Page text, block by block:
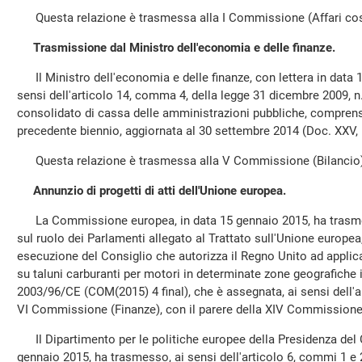
Questa relazione è trasmessa alla I Commissione (Affari
Trasmissione dal Ministro dell'economia e delle finanze.
Il Ministro dell'economia e delle finanze, con lettera in data
sensi dell'articolo 14, comma 4, della legge 31 dicembre 2009,
consolidato di cassa delle amministrazioni pubbliche,
precedente biennio, aggiornata al 30 settembre 2014 (Doc.
Questa relazione è trasmessa alla V Commissione
Annunzio di progetti di atti dell'Unione europea.
La Commissione europea, in data 15 gennaio 2015, ha
sul ruolo dei Parlamenti allegato al Trattato sull'Unione
esecuzione del Consiglio che autorizza il Regno Unito ad
su taluni carburanti per motori in determinate zone
2003/96/CE (COM(2015) 4 final), che è assegnata, ai sensi
VI Commissione (Finanze), con il parere della XIV
Il Dipartimento per le politiche europee della Presidenza del
gennaio 2015, ha trasmesso, ai sensi dell'articolo 6, commi 1